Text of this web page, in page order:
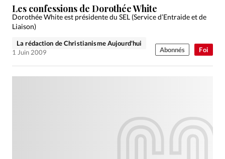
Foi
Les confessions de Dorothée White
Dorothée White est présidente du SEL (Service d’Entraide et de
Liaison)
La rédaction de Christianisme Aujourd'hui
1 Juin 2009
Abonnés